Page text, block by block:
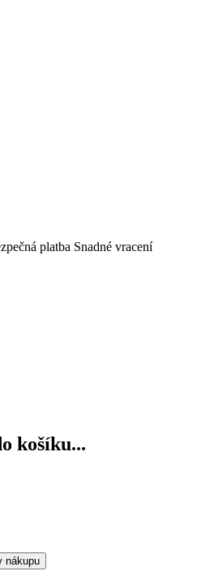
platba Snadné vracení
košíku...
nákupu